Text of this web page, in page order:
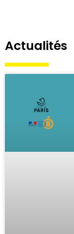
Actualités